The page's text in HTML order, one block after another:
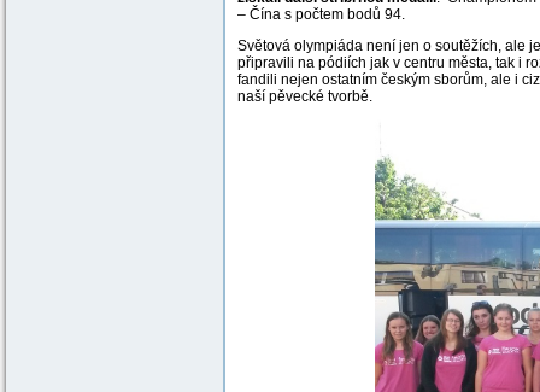
– Čína s počtem bodů 94.
Světová olympiáda není jen o soutěžích, ale
připravili na pódiích jak v centru města, tak i
fandili nejen ostatním českým sborům, ale i
naší pěvecké tvorbě.